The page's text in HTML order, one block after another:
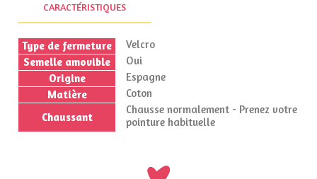
CARACTÉRISTIQUES
Type de fermeture
Velcro
Semelle amovible
Oui
Origine
Espagne
Matière
Coton
Chaussant
Chausse normalement - Prenez votre
pointure habituelle